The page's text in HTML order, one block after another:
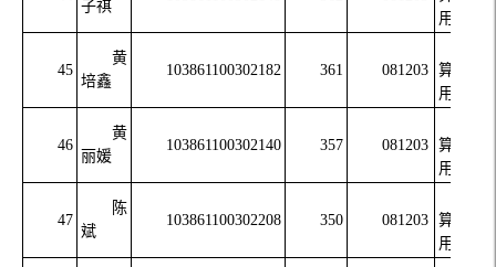
子祺
用技术
45
黄
培鑫
103861100302182 361 081203
算机应
用技术
46
黄
丽媛
103861100302140 357 081203
算机应
用技术
47
陈
斌
103861100302208 350 081203
算机应
用技术